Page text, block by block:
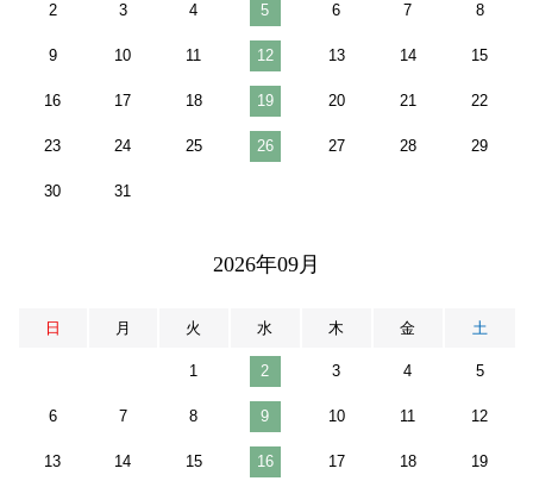
2 3 4 5 6 7 8
9 10 11 12 13 14 15
16 17 18 19 20 21 22
23 24 25 26 27 28 29
30 31
2026年09月
日 月 火 水 木 金 土
1 2 3 4 5
6 7 8 9 10 11 12
13 14 15 16 17 18 19